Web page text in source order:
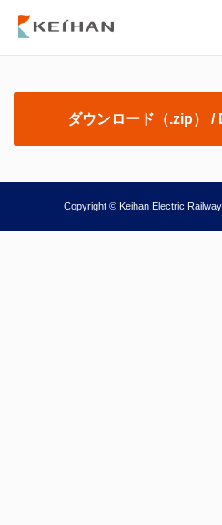
ダウンロード（.zip） /
Copyright © Keihan Electric